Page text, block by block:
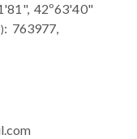
42º63'40"
: 763977,